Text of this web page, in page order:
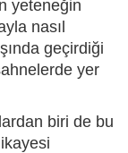
yeteneğin
nasıl
geçirdiği
yer
biri de bu